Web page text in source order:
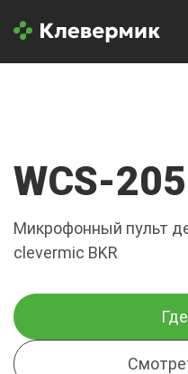
WCS-
Микрофонный пульт
clevermic BKR